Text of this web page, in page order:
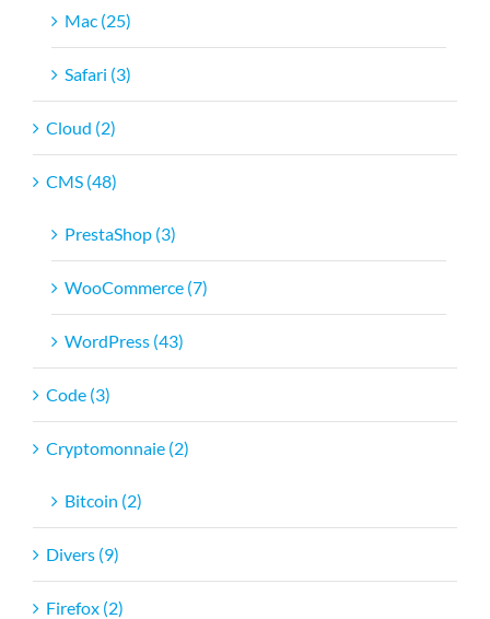
Mac (25)
Safari (3)
Cloud (2)
CMS (48)
PrestaShop (3)
WooCommerce (7)
WordPress (43)
Code (3)
Cryptomonnaie (2)
Bitcoin (2)
Divers (9)
Firefox (2)